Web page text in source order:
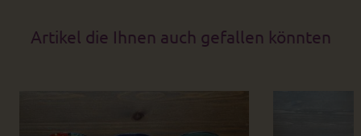
Artikel die Ihnen auch gefallen könnten